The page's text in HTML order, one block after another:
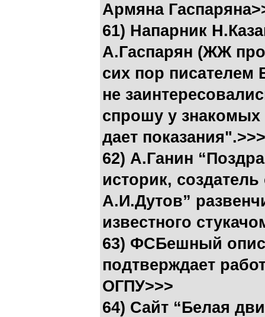
Армяна
61) Напарник
А.Гаспарян (ЖЖ
сих пор писателем
не
спрошу у
дает показания".>>>
62) А.Ганин
историк,
А.И.Дутов”
известного
63) ФСБешный
подтверждает
ОГПУ>>>
64) Cайт “Белая